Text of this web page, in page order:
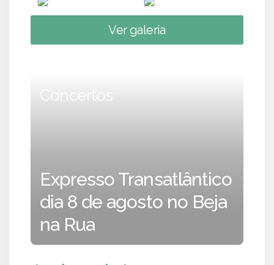
Ver galeria
Concertos
Expresso Transatlântico
dia 8 de agosto no Beja
na Rua